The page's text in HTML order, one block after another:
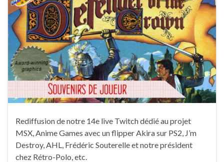
Rediffusion de notre 14e live Twitch dédié au projet
MSX, Anime Games avec un flipper Akira sur PS2, J’m
Destroy, AHL, Frédéric Souterelle et notre président
chez Rétro-Polo, etc.